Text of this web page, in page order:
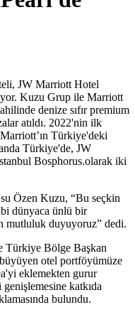
JW Marriott Hotel
Kuzu Grup ile Marriott
denize sıfır premium
atıldı. 2022'nin ilk
Türkiye'deki
Türkiye'de, JW
Bosphorus.olarak iki
Özen Kuzu, “Bu seçkin
dünyaca ünlü bir
mutluluk duyuyoruz” dedi.
Türkiye Bölge Başkan
otel portföyümüze
eklemekten gurur
katkıda
bulundu.